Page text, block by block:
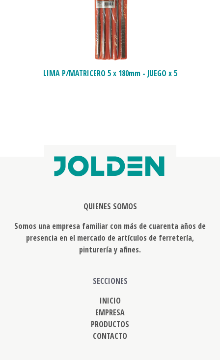
LIMA P/MATRICERO 5 x 180mm - JUEGO x 5
QUIENES SOMOS
Somos una empresa familiar con más de cuarenta años de
presencia en el mercado de artículos de ferretería,
pinturería y afines.
SECCIONES
INICIO
EMPRESA
PRODUCTOS
CONTACTO